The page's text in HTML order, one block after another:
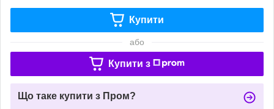
Купити
або
Купити з
Що таке купити з Пром?